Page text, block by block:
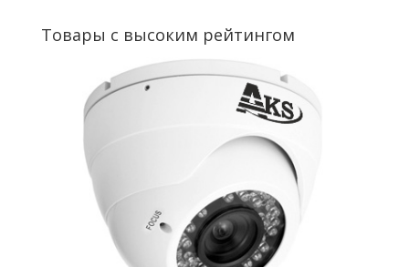
Товары с высоким рейтингом